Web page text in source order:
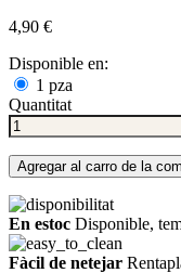
4,90 €
Disponible en:
1 pza
Quantitat
Agregar al carro de la
En estoc Disponible,
Fàcil de netejar